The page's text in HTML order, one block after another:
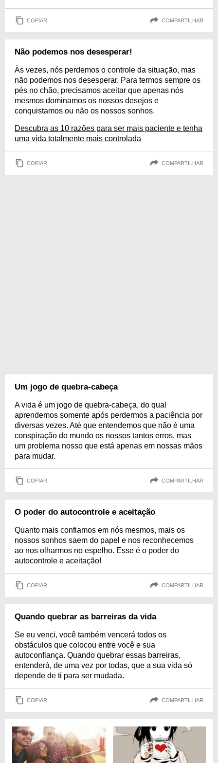
COPIAR COMPARTILHAR
Não podemos nos desesperar!
Às vezes, nós perdemos o controle da situação, mas
não podemos nos desesperar. Para termos sempre os
pés no chão, precisamos aceitar que apenas nós
mesmos dominamos os nossos desejos e
conquistamos ou não os nossos sonhos.
Descubra as 10 razões para ser mais paciente e tenha
uma vida totalmente mais controlada
COPIAR COMPARTILHAR
Um jogo de quebra-cabeça
A vida é um jogo de quebra-cabeça, do qual
aprendemos somente após perdermos a paciência por
diversas vezes. Até que entendemos que não é uma
conspiração do mundo os nossos tantos erros, mas
um problema nosso que está apenas em nossas mãos
para mudar.
COPIAR COMPARTILHAR
O poder do autocontrole e aceitação
Quanto mais confiamos em nós mesmos, mais os
nossos sonhos saem do papel e nos reconhecemos
ao nos olharmos no espelho. Esse é o poder do
autocontrole e aceitação!
COPIAR COMPARTILHAR
Quando quebrar as barreiras da vida
Se eu venci, você também vencerá todos os
obstáculos que colocou entre você e sua
autoconfiança. Quando quebrar essas barreiras,
entenderá, de uma vez por todas, que a sua vida só
depende de ti para ser mudada.
COPIAR COMPARTILHAR